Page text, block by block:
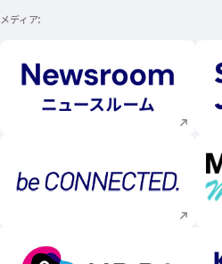
メディア
新規ウィンドウで開く
新規ウィンドウで開く